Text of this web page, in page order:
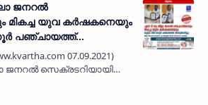
ജനറൽ
മികച്ച യുവ കർഷകനെയും
പഞ്ചായത്ത്
07.09.2021)
ജനറൽ സെക്രടറിയായി
മുത്വലിബ് പാറക്കെട്ട്,
യുവകർഷകനായി